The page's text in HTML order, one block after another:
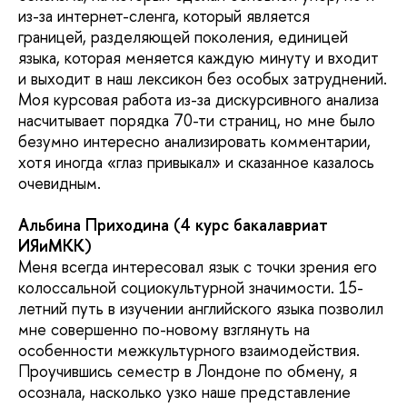
из-за интернет-сленга, который является
границей, разделяющей поколения, единицей
языка, которая меняется каждую минуту и входит
и выходит в наш лексикон без особых затруднений.
Моя курсовая работа из-за дискурсивного анализа
насчитывает порядка 70-ти страниц, но мне было
безумно интересно анализировать комментарии,
хотя иногда «глаз привыкал» и сказанное казалось
очевидным.
Альбина Приходина (4 курс бакалавриат
ИЯиМКК)
Меня всегда интересовал язык с точки зрения его
колоссальной социокультурной значимости. 15-
летний путь в изучении английского языка позволил
мне совершенно по-новому взглянуть на
особенности межкультурного взаимодействия.
Проучившись семестр в Лондоне по обмену, я
осознала, насколько узко наше представление